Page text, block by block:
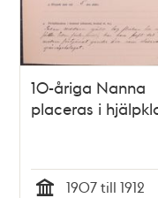
10-åriga Nanna
placeras i
1907 till 1912